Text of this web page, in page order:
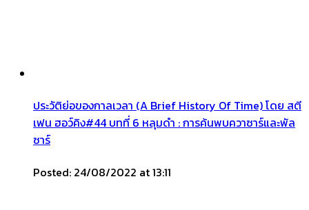
ประวัติย่อของกาลเวลา (A Brief History Of Time) โดย สตี
เฟน ฮอว์คิง#44 บทที่ 6 หลุมดำ : การค้นพบควาซาร์และพัล
ซาร์
Posted: 24/08/2022 at 13:11